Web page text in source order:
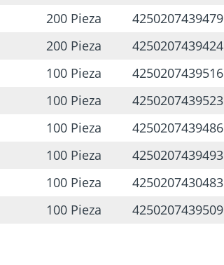
200 Pieza
4250207439479
200 Pieza
4250207439424
100 Pieza
4250207439516
100 Pieza
4250207439523
100 Pieza
4250207439486
100 Pieza
4250207439493
100 Pieza
4250207430483
100 Pieza 4250207439509